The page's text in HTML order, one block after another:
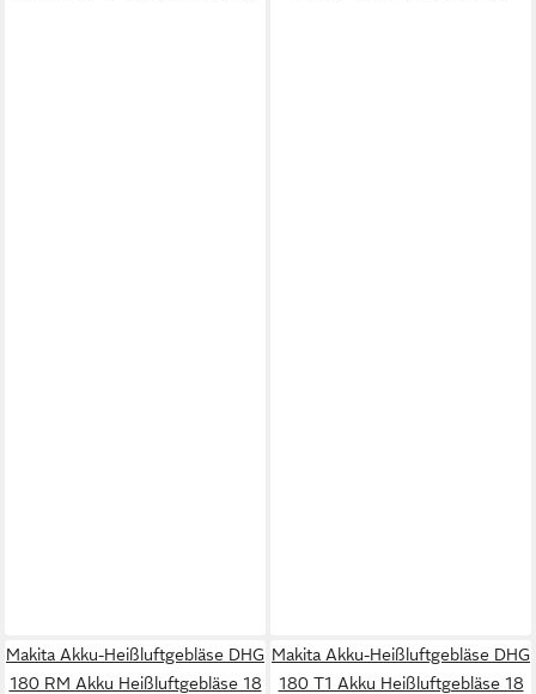
Makita Akku-Heißluftgebläse DHG
180 RM Akku Heißluftgebläse 18
Makita Akku-Heißluftgebläse DHG
180 T1 Akku Heißluftgebläse 18